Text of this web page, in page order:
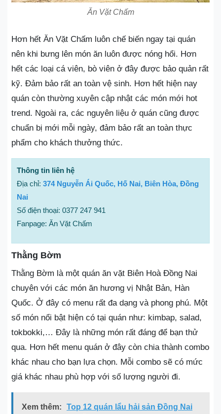
Ăn Vặt Chấm
Hơn hết Ăn Vặt Chấm luôn chế biến ngay tại quán
nên khi bưng lên món ăn luôn được nóng hổi. Hơn
hết các loại cá viên, bò viên ở đây được bảo quản rất
kỹ. Đảm bảo rất an toàn vệ sinh. Hơn hết hiện nay
quán còn thường xuyên cập nhật các món mới hot
trend. Ngoài ra, các nguyên liệu ở quán cũng được
chuẩn bị mới mỗi ngày, đảm bảo rất an toàn thực
phẩm cho khách thưởng thức.
Thông tin liên hệ
Địa chỉ: 374 Nguyễn Ái Quốc, Hố Nai, Biên Hòa, Đồng
Nai
Số điện thoại: 0377 247 941
Fanpage: Ăn Vặt Chấm
Thằng Bờm
Thằng Bờm là một quán ăn vặt Biên Hoà Đồng Nai
chuyên với các món ăn hương vị Nhật Bản, Hàn
Quốc. Ở đây có menu rất đa dạng và phong phú. Một
số món nổi bật hiện có tại quán như: kimbap, salad,
tokbokki,… Đây là những món rất đáng để bạn thử
qua. Hơn hết menu quán ở đây còn chia thành combo
khác nhau cho bạn lựa chọn. Mỗi combo sẽ có mức
giá khác nhau phù hợp với số lượng người đi.
Xem thêm:
Top 12 quán lẩu hải sản Đồng Nai